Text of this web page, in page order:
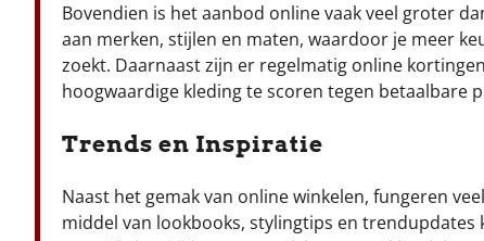
Bovendien is het aanbod online vaak veel groter
aan merken, stijlen en maten, waardoor je meer
zoekt. Daarnaast zijn er regelmatig online
hoogwaardige kleding te scoren tegen betaalbare
Trends en Inspiratie
Naast het gemak van online winkelen, fungeren
middel van lookbooks, stylingtips en